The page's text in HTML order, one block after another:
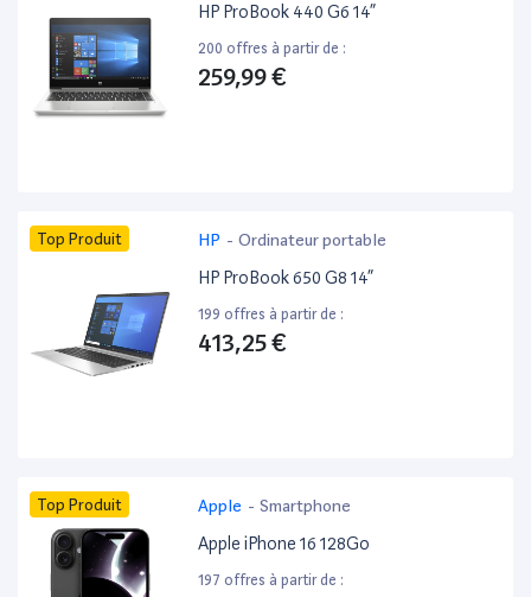
HP ProBook 440 G6 14”
200 offres à partir de :
259,99 €
Top Produit HP - Ordinateur portable
HP ProBook 650 G8 14”
199 offres à partir de :
413,25 €
Top Produit Apple - Smartphone
Apple iPhone 16 128Go
197 offres à partir de :